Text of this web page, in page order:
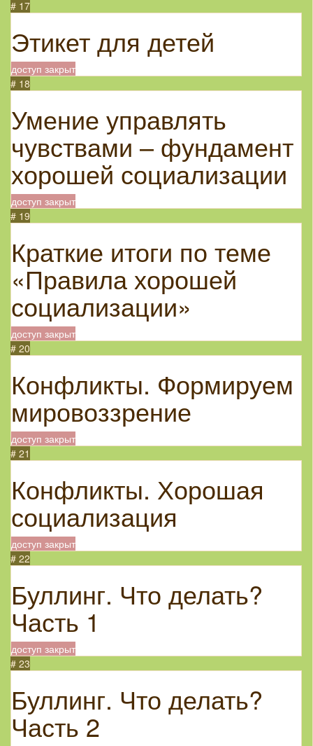
# 17
Этикет для детей
доступ закрыт
# 18
Умение управлять
чувствами – фундамент
хорошей социализации
доступ закрыт
# 19
Краткие итоги по теме
«Правила хорошей
социализации»
доступ закрыт
# 20
Конфликты. Формируем
мировоззрение
доступ закрыт
# 21
Конфликты. Хорошая
социализация
доступ закрыт
# 22
Буллинг. Что делать?
Часть 1
доступ закрыт
# 23
Буллинг. Что делать?
Часть 2